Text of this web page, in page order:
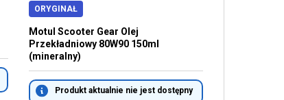
ORYGINAŁ
Motul Scooter Gear Olej
Przekładniowy 80W90 150ml
(mineralny)
Produkt aktualnie nie jest dostępny